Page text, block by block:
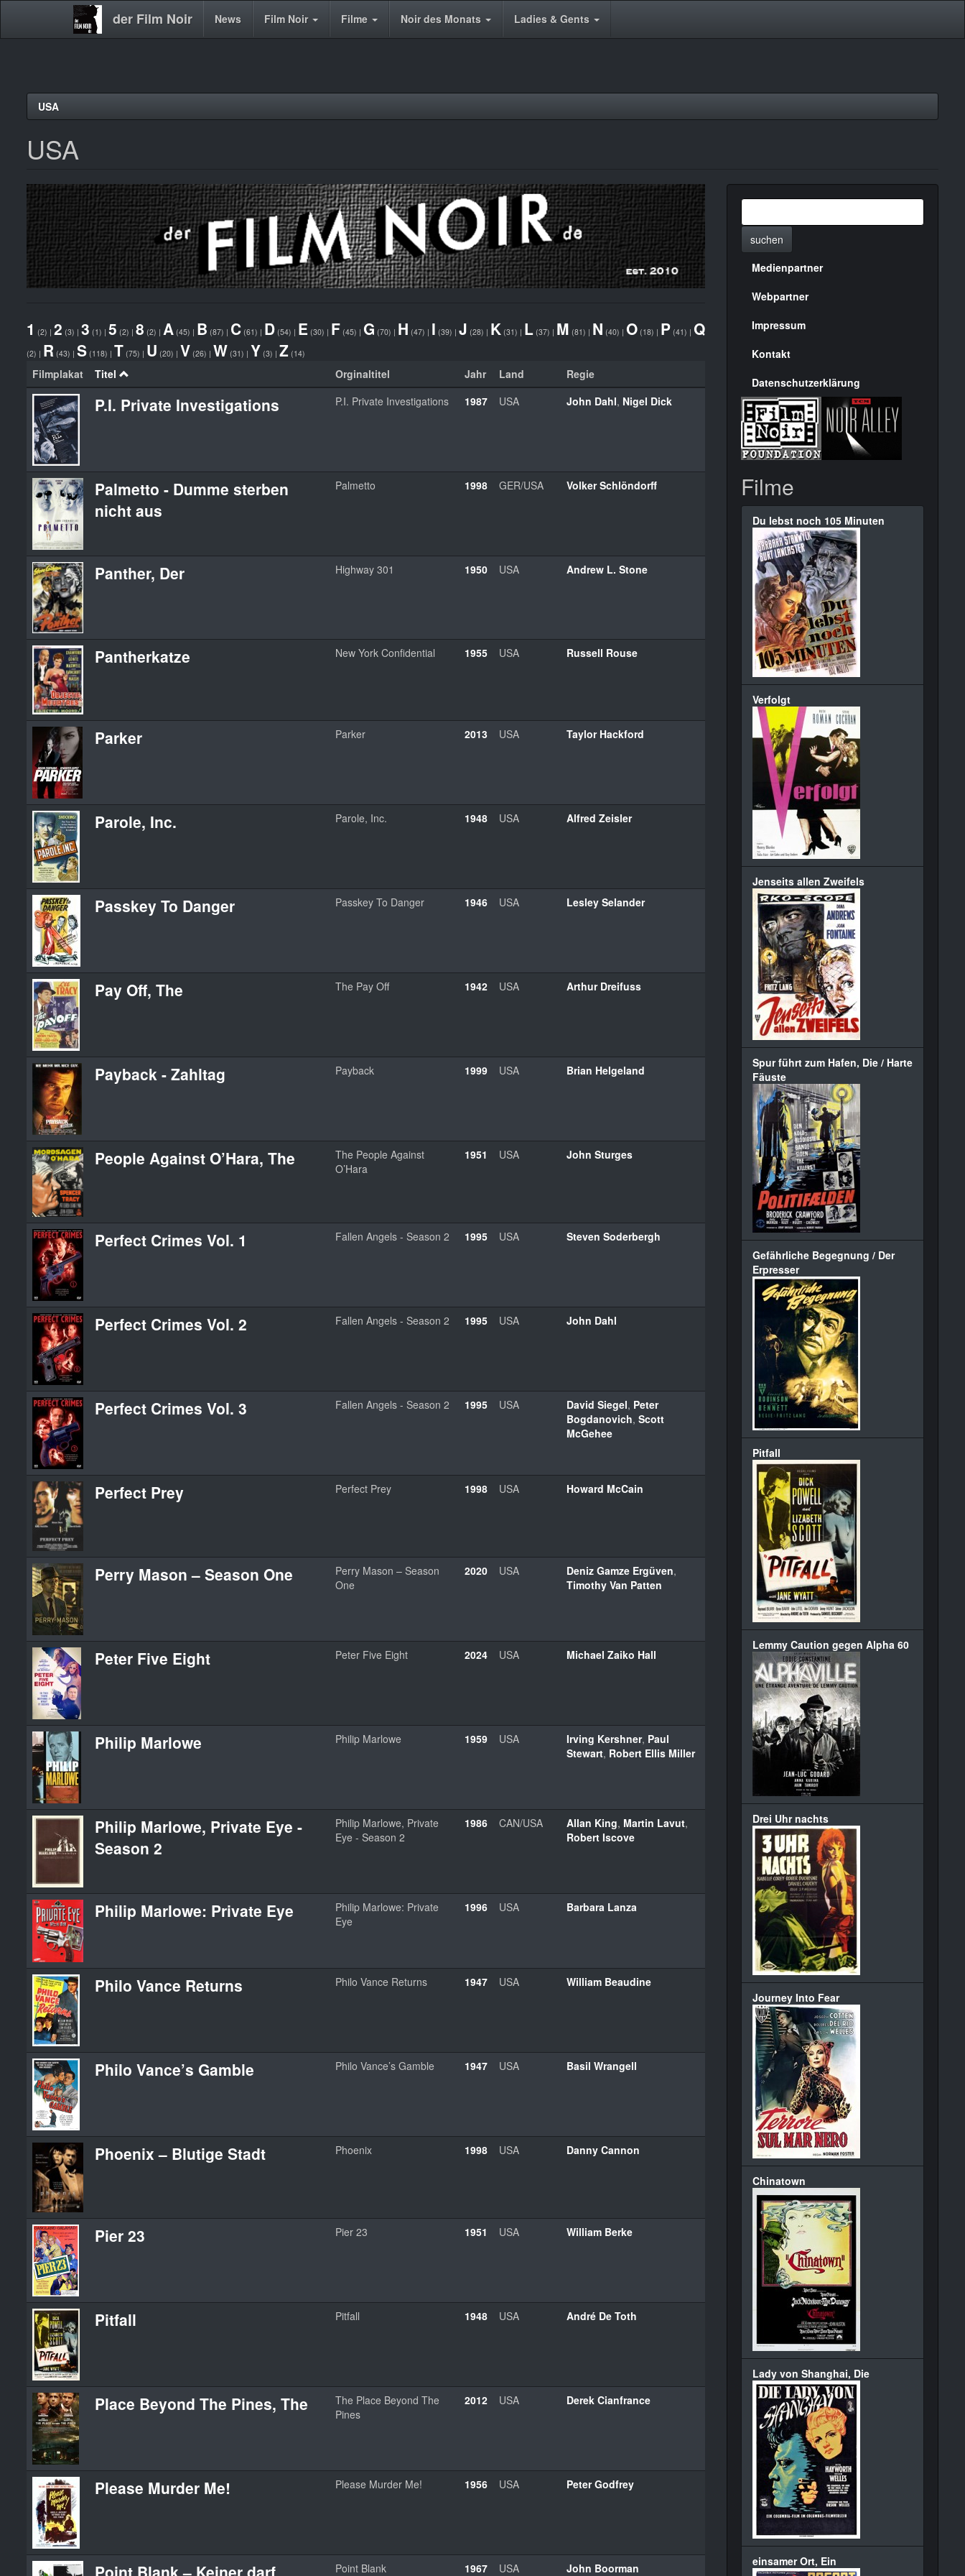
der Film Noir
Main News Film Noir Filme Noir des Monats Ladies & Gents
USA
USA
1 (2) | 2 (3) | 3 (1) | 5 (2) | 8 (2) | A (45) | B (87) | C (61) | D (54) | E (30) | F (45) | G (70) | H (47) | I (39) | J (28) | K (31) | L (37) | M (81) | N (40) | O (18) | P (41) | Q
(2) | R (43) | S (118) | T (75) | U (20) | V (26) | W (31) | Y (3) | Z (14)
Filmplakat Titel Orginaltitel Jahr Land Regie
P.I. Private Investigations P.I. Private Investigations 1987 USA John Dahl, Nigel Dick
Palmetto - Dumme sterben
nicht aus
Palmetto 1998 GER/USA Volker Schlöndorff
Panther, Der Highway 301 1950 USA Andrew L. Stone
Pantherkatze New York Confidential 1955 USA Russell Rouse
Parker Parker 2013 USA Taylor Hackford
Parole, Inc. Parole, Inc. 1948 USA Alfred Zeisler
Passkey To Danger Passkey To Danger 1946 USA Lesley Selander
Pay Off, The The Pay Off 1942 USA Arthur Dreifuss
Payback - Zahltag Payback 1999 USA Brian Helgeland
People Against O’Hara, The
The People Against
O’Hara
1951 USA John Sturges
Perfect Crimes Vol. 1 Fallen Angels - Season 2 1995 USA Steven Soderbergh
Perfect Crimes Vol. 2 Fallen Angels - Season 2 1995 USA John Dahl
Perfect Crimes Vol. 3 Fallen Angels - Season 2 1995 USA David Siegel, Peter
Bogdanovich, Scott
McGehee
Perfect Prey Perfect Prey 1998 USA Howard McCain
Perry Mason – Season One
Perry Mason – Season
One
2020 USA Deniz Gamze Ergüven,
Timothy Van Patten
Peter Five Eight Peter Five Eight 2024 USA Michael Zaiko Hall
Philip Marlowe Philip Marlowe 1959 USA Irving Kershner, Paul
Stewart, Robert Ellis Miller
Philip Marlowe, Private Eye -
Season 2
Philip Marlowe, Private
Eye - Season 2
1986 CAN/USA Allan King, Martin Lavut,
Robert Iscove
Philip Marlowe: Private Eye
Philip Marlowe: Private
Eye
1996 USA Barbara Lanza
Philo Vance Returns Philo Vance Returns 1947 USA William Beaudine
Philo Vance’s Gamble Philo Vance’s Gamble 1947 USA Basil Wrangell
Phoenix – Blutige Stadt Phoenix 1998 USA Danny Cannon
Pier 23 Pier 23 1951 USA William Berke
Pitfall Pitfall 1948 USA André De Toth
Place Beyond The Pines, The
The Place Beyond The
Pines
2012 USA Derek Cianfrance
Please Murder Me! Please Murder Me! 1956 USA Peter Godfrey
Point Blank – Keiner darf Point Blank 1967 USA John Boorman
suchen
Menülinks
rechte
Seite
Medienpartner
Webpartner
Impressum
Kontakt
Datenschutzerklärung
Filme
Du lebst noch 105 Minuten
Verfolgt
Jenseits allen Zweifels
Spur führt zum Hafen, Die / Harte
Fäuste
Gefährliche Begegnung / Der
Erpresser
Pitfall
Lemmy Caution gegen Alpha 60
Drei Uhr nachts
Journey Into Fear
Chinatown
Lady von Shanghai, Die
einsamer Ort, Ein